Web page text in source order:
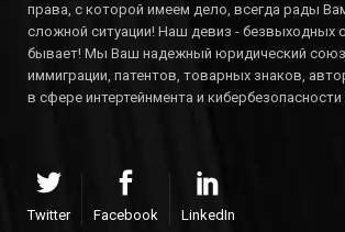
права, с которой имеем дело, всегда рады
сложной ситуации! Наш девиз - безвыходных
бывает! Мы Ваш надежный юридический
иммиграции, патентов, товарных знаков,
в сфере интертейнмента и
Twitter Facebook LinkedIn